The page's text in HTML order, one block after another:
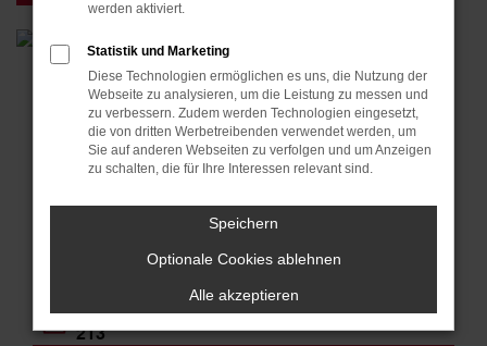
Serviceberater (m/w/d)
BESCHÄFTIGUNG
ZIELGRUPPE
BERUFSEINSTEIGER / QUEREINSTEIGER
STANDORT
WALDSASSEN
REFERENZNUMMER
213
werden aktiviert.
Statistik und Marketing
Diese Technologien ermöglichen es uns, die Nutzung der
Webseite zu analysieren, um die Leistung zu messen und
zu verbessern. Zudem werden Technologien eingesetzt,
die von dritten Werbetreibenden verwendet werden, um
Sie auf anderen Webseiten zu verfolgen und um Anzeigen
zu schalten, die für Ihre Interessen relevant sind.
Speichern
Optionale Cookies ablehnen
Alle akzeptieren